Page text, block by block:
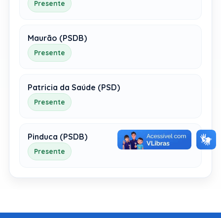
Presente
Maurão (PSDB)
Presente
Patricia da Saúde (PSD)
Presente
Pinduca (PSDB)
Presente